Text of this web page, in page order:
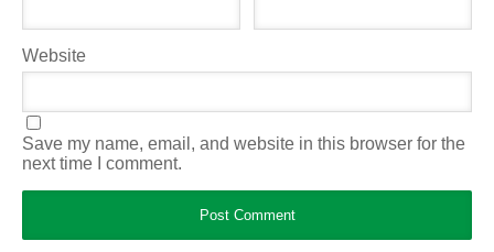
Website
Save my name, email, and website in this browser for the
next time I comment.